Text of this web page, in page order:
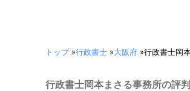
トップ»行政書士 »大阪府 »行政書士岡
行政書士岡本まさる事務所の評